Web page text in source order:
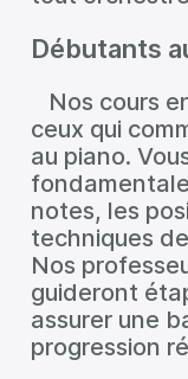
Débutants
Nos cours
ceux qui
au piano.
notes, les
techniques
Nos
guideront
assurer une
progression